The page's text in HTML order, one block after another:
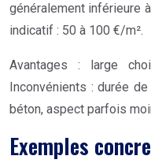
généralement inférieure
indicatif : 50 à 100 €/m².
Avantages : large
Inconvénients : durée
béton, aspect parfois
Exemples